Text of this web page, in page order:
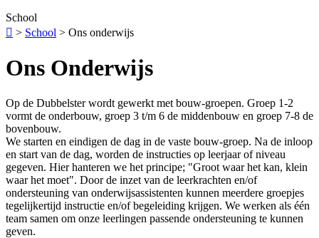
School
 > School > Ons onderwijs
Ons Onderwijs
Op de Dubbelster wordt gewerkt met bouw-groepen. Groep 1-2
vormt de onderbouw, groep 3 t/m 6 de middenbouw en groep 7-8 de
bovenbouw.
We starten en eindigen de dag in de vaste bouw-groep. Na de inloop
en start van de dag, worden de instructies op leerjaar of niveau
gegeven. Hier hanteren we het principe; "Groot waar het kan, klein
waar het moet". Door de inzet van de leerkrachten en/of
ondersteuning van onderwijsassistenten kunnen meerdere groepjes
tegelijkertijd instructie en/of begeleiding krijgen. We werken als één
team samen om onze leerlingen passende ondersteuning te kunnen
geven.